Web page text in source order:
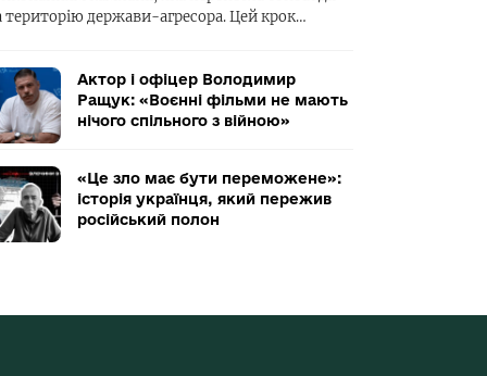
територію держави-агресора. Цей крок…
Актор і офіцер Володимир
Ращук: «Воєнні фільми не мають
нічого спільного з війною»
«Це зло має бути переможене»:
історія українця, який пережив
російський полон